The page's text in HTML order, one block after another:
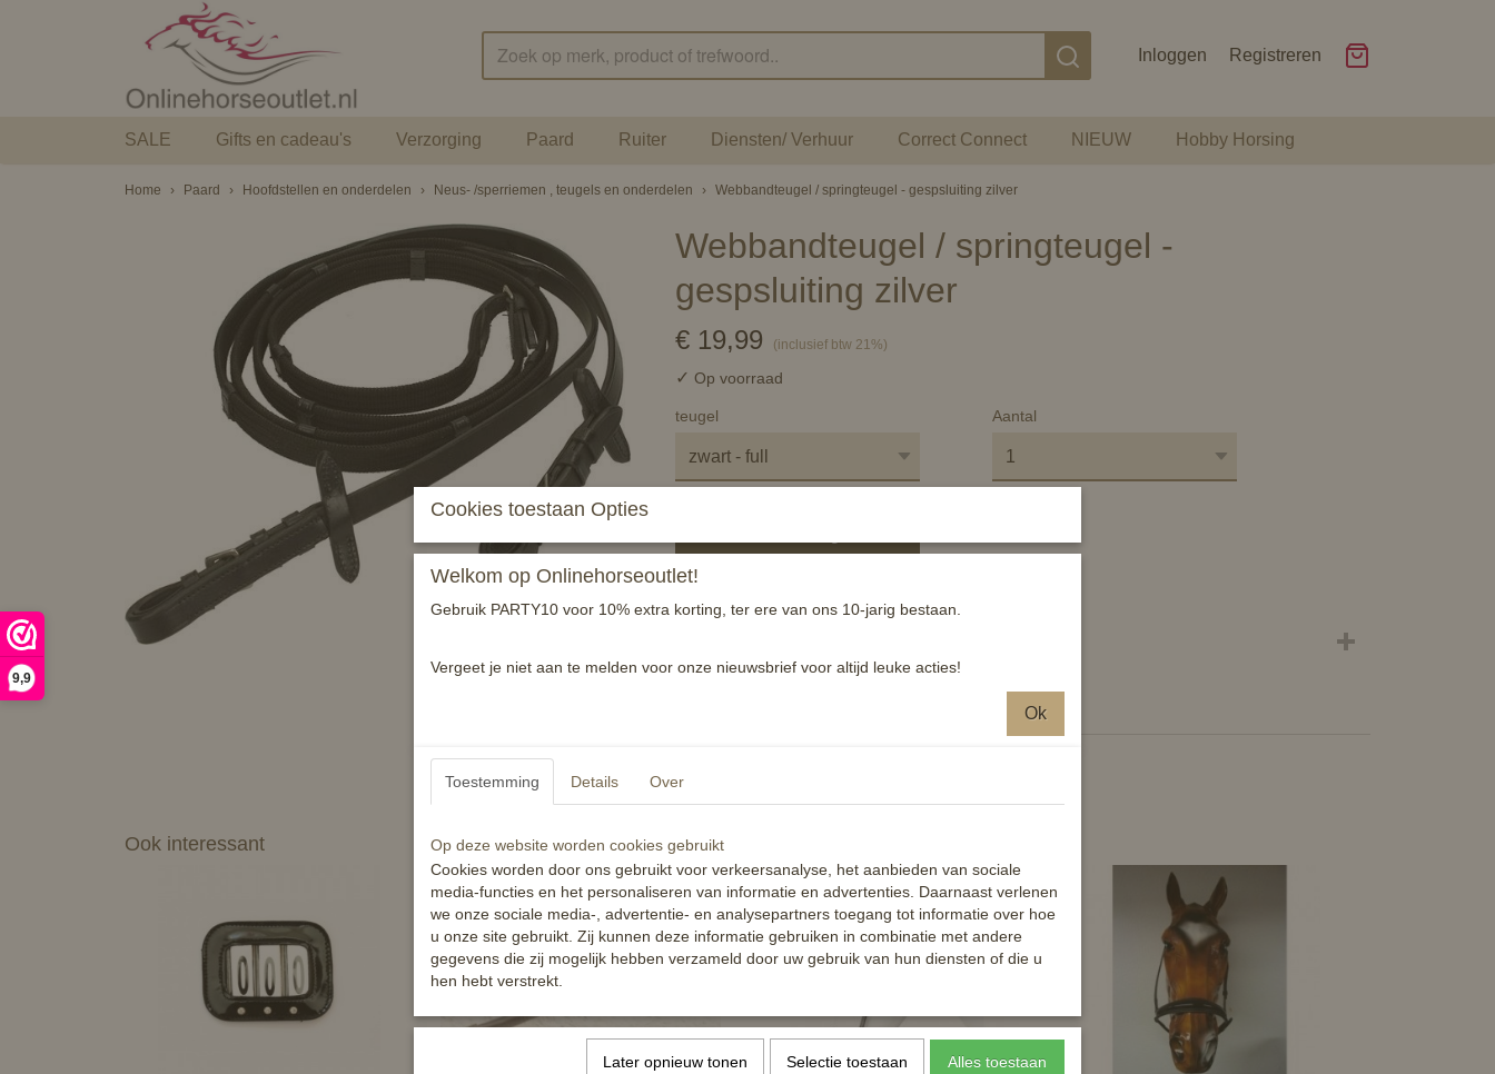
9,9
Inloggen Registreren
SALE Gifts en cadeau's Verzorging Paard Ruiter Diensten/ Verhuur Correct Connect NIEUW Hobby Horsing
Home › Paard › Hoofdstellen en onderdelen › Neus- /sperriemen , teugels en onderdelen › Webbandteugel / springteugel - gespsluiting zilver
Webbandteugel / springteugel -
gespsluiting zilver
€ 19,99 (inclusief btw 21%)
✓ Op voorraad
teugel Aantal
Ook interessant
Cookies toestaan Opties
Welkom op Onlinehorseoutlet!
Gebruik PARTY10 voor 10% extra korting, ter ere van ons 10-jarig bestaan.
Vergeet je niet aan te melden voor onze nieuwsbrief voor altijd leuke acties!
Ok
Toestemming Details Over
Op deze website worden cookies gebruikt
Cookies worden door ons gebruikt voor verkeersanalyse, het aanbieden van sociale
media-functies en het personaliseren van informatie en advertenties. Daarnaast verlenen
we onze sociale media-, advertentie- en analysepartners toegang tot informatie over hoe
u onze site gebruikt. Zij kunnen deze informatie gebruiken in combinatie met andere
gegevens die zij mogelijk hebben verzameld door uw gebruik van hun diensten of die u
hen hebt verstrekt.
Later opnieuw tonen Selectie toestaan Alles toestaan